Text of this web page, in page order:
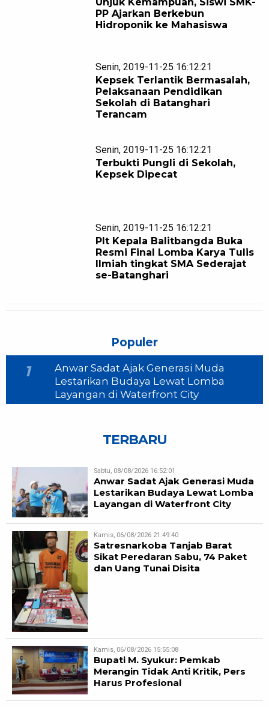
Unjuk Kemampuan, Siswi SMK-
PP Ajarkan Berkebun
Hidroponik ke Mahasiswa
Senin, 2019-11-25 16:12:21
Kepsek Terlantik Bermasalah,
Pelaksanaan Pendidikan
Sekolah di Batanghari
Terancam
Senin, 2019-11-25 16:12:21
Terbukti Pungli di Sekolah,
Kepsek Dipecat
Senin, 2019-11-25 16:12:21
Plt Kepala Balitbangda Buka
Resmi Final Lomba Karya Tulis
Ilmiah tingkat SMA Sederajat
se-Batanghari
Populer
1
Anwar Sadat Ajak Generasi Muda
Lestarikan Budaya Lewat Lomba
Layangan di Waterfront City
TERBARU
Sabtu, 08/08/2026 16:52:01
Anwar Sadat Ajak Generasi Muda
Lestarikan Budaya Lewat Lomba
Layangan di Waterfront City
Kamis, 06/08/2026 21:49:40
Satresnarkoba Tanjab Barat
Sikat Peredaran Sabu, 74 Paket
dan Uang Tunai Disita
Kamis, 06/08/2026 15:55:08
Bupati M. Syukur: Pemkab
Merangin Tidak Anti Kritik, Pers
Harus Profesional